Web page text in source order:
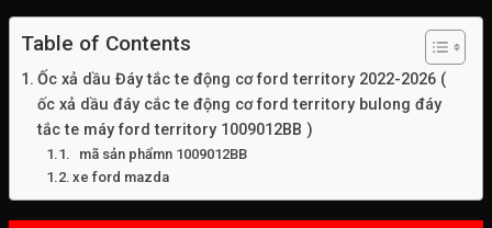
Table of Contents
Ốc xả dầu Đáy tắc te động cơ ford territory 2022-2026 (
ốc xả dầu đáy cắc te động cơ ford territory bulong đáy
tắc te máy ford territory 1009012BB )
mã sản phẩmn 1009012BB
xe ford mazda